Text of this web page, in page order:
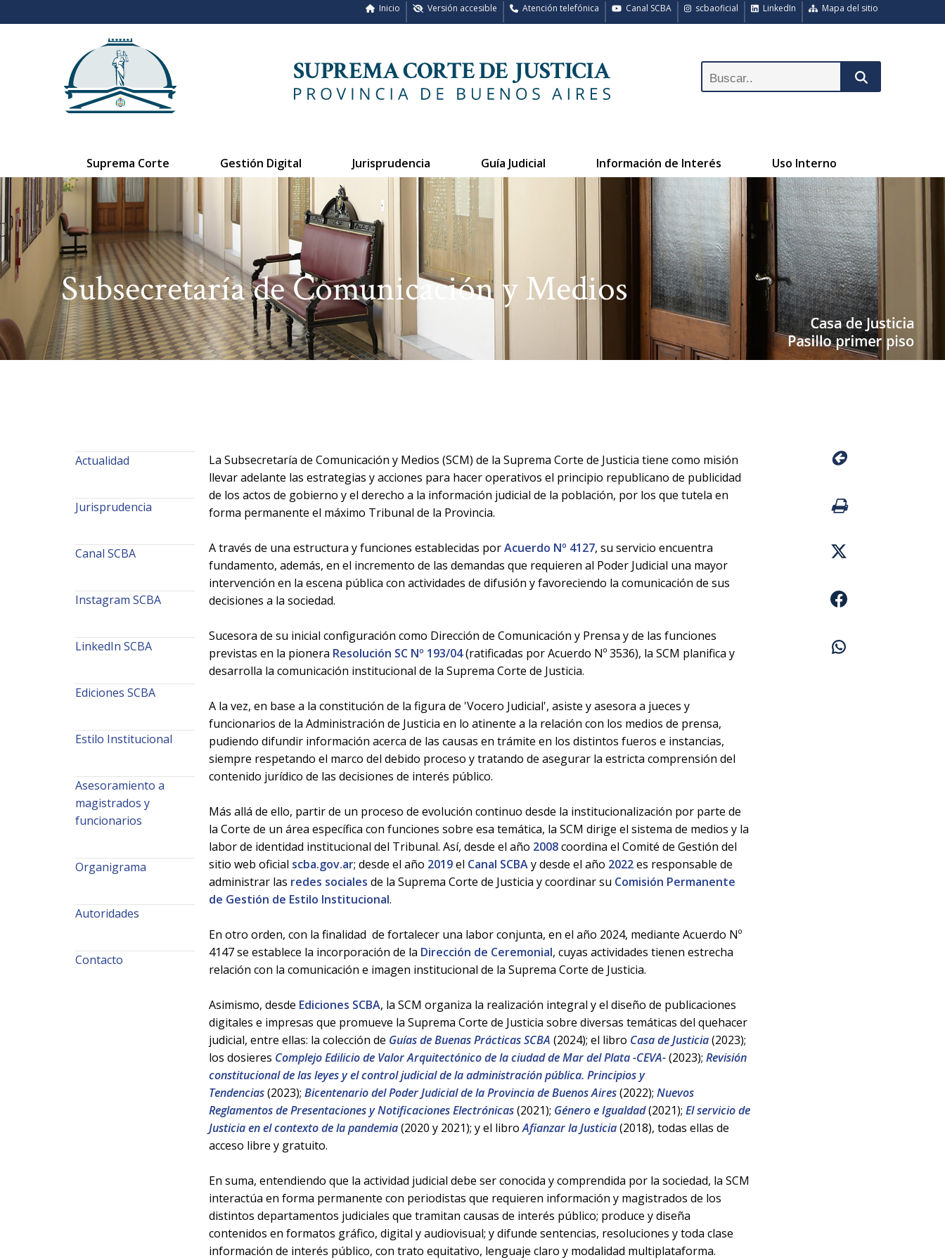
Mapa del sitio
LinkedIn
scbaoficial
Canal SCBA
Atención telefónica
Versión accesible
Inicio
Suprema Corte Gestión Digital Jurisprudencia Guía Judicial Información de Interés Uso Interno
Subsecretaría de Comunicación y Medios
Actualidad
Jurisprudencia
Canal SCBA
Instagram SCBA
LinkedIn SCBA
Ediciones SCBA
Estilo Institucional
Asesoramiento a
magistrados y
funcionarios
Organigrama
Autoridades
Contacto
La Subsecretaría de Comunicación y Medios (SCM) de la Suprema Corte de Justicia tiene como misión
llevar adelante las estrategias y acciones para hacer operativos el principio republicano de publicidad
de los actos de gobierno y el derecho a la información judicial de la población, por los que tutela en
forma permanente el máximo Tribunal de la Provincia.
A través de una estructura y funciones establecidas porAcuerdo Nº 4127, su servicio encuentra
fundamento, además, en el incremento de las demandas que requieren al Poder Judicial una mayor
intervención en la escena pública con actividades de difusión y favoreciendo la comunicación de sus
decisiones a la sociedad.
Sucesora de su inicial configuración como Dirección de Comunicación y Prensa y de las funciones
previstas en la pionera Resolución SC Nº 193/04(ratificadas por Acuerdo Nº 3536), la SCM planifica y
desarrolla la comunicación institucional de la Suprema Corte de Justicia.
A la vez, en base a la constitución de la figura de 'Vocero Judicial', asiste y asesora a jueces y
funcionarios de la Administración de Justicia en lo atinente a la relación con los medios de prensa,
pudiendo difundir información acerca de las causas en trámite en los distintos fueros e instancias,
siempre respetando el marco del debido proceso y tratando de asegurar la estricta comprensión del
contenido jurídico de las decisiones de interés público.
Más allá de ello, partir de un proceso de evolución continuo desde la institucionalización por parte de
la Corte de un área específica con funciones sobre esa temática, la SCM dirige el sistema de medios y la
labor de identidad institucional del Tribunal. Así, desde el año 2008coordina el Comité de Gestión del
sitio web oficial scba.gov.ar; desde el año 2019el Canal SCBAy desde el año 2022es responsable de
administrar las redes sociales de la Suprema Corte de Justicia y coordinar su Comisión Permanente
de Gestión de Estilo Institucional.
En otro orden, con la finalidad de fortalecer una labor conjunta, en el año 2024, mediante Acuerdo Nº
4147 se establece la incorporación de la Dirección de Ceremonial, cuyas actividades tienen estrecha
relación con la comunicación e imagen institucional de la Suprema Corte de Justicia.
Asimismo, desde Ediciones SCBA, la SCM organiza la realización integral y el diseño de publicaciones
digitales e impresas que promueve la Suprema Corte de Justicia sobre diversas temáticas del quehacer
judicial, entre ellas: la colección de Guías de Buenas Prácticas SCBA (2024); el libro Casa de Justicia(2023);
los dosieres Complejo Edilicio de Valor Arquitectónico de la ciudad de Mar del Plata -CEVA-(2023); Revisión
constitucional de las leyes y el control judicial de la administración pública. Principios y
Tendencias(2023); Bicentenario del Poder Judicial de la Provincia de Buenos Aires(2022); Nuevos
Reglamentos de Presentaciones y Notificaciones Electrónicas(2021); Género e Igualdad(2021); El servicio de
Justicia en el contexto de la pandemia(2020 y 2021); y el libroAfianzar la Justicia(2018), todas ellas de
acceso libre y gratuito.
En suma, entendiendo que la actividad judicial debe ser conocida y comprendida por la sociedad, la SCM
interactúa en forma permanente con periodistas que requieren información y magistrados de los
distintos departamentos judiciales que tramitan causas de interés público; produce y diseña
contenidos en formatos gráfico, digital y audiovisual; y difunde sentencias, resoluciones y toda clase
información de interés público, con trato equitativo, lenguaje claro y modalidad multiplataforma.